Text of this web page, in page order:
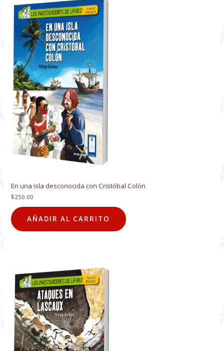
En una isla desconocida con Cristóbal Colón
$250.00
AÑADIR AL CARRITO